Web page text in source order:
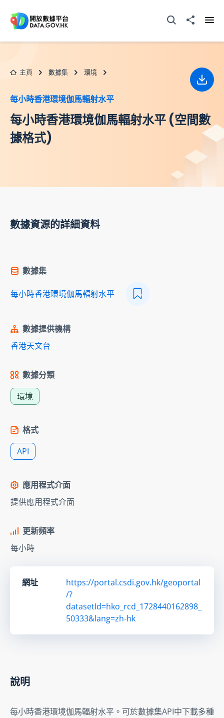
打開搜尋器分享至
主頁 數據集 環境
每小時香港環境伽馬輻射水平
每小時香港環境伽馬輻射水平 (空間數
據格式)
下載
數據資源的詳細資料
數據集
每小時香港環境伽馬輻射水平
數據提供機構
香港天文台
數據分類
環境
格式
API
應用程式介面
提供應用程式介面
更新頻率
每小時
網址
https://portal.csdi.gov.hk/geoportal
/?
datasetId=hko_rcd_1728440162898_
50333&lang=zh-hk
說明
每小時香港環境伽馬輻射水平。可於數據集API中下載多種